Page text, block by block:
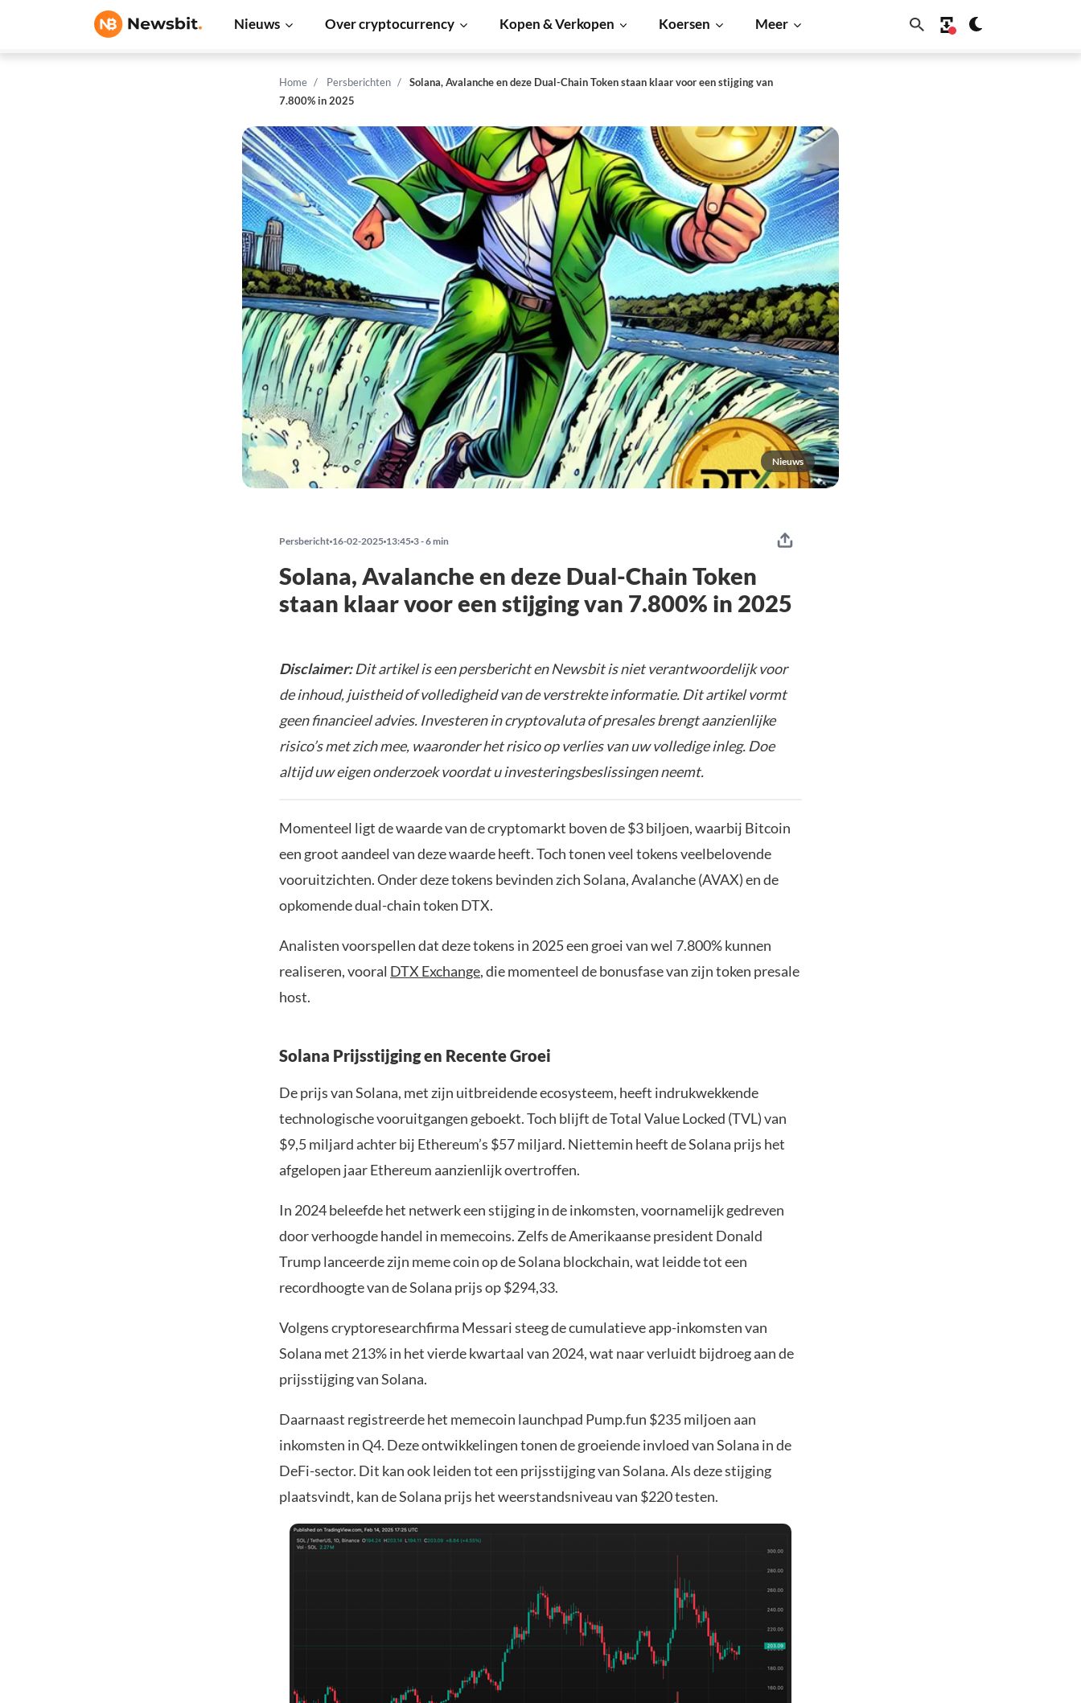
Nieuws Over cryptocurrency Kopen & Verkopen Koersen Meer
Home Persberichten
Solana, Avalanche en deze Dual-Chain Token staan klaar voor een stijging van
7.800% in 2025
Nieuws
Persbericht 16-02-2025 13:45 3 - 6 min
Solana, Avalanche en deze Dual-Chain Token
staan klaar voor een stijging van 7.800% in 2025
Disclaimer:Dit artikel is een persbericht en Newsbit is niet verantwoordelijk voor
de inhoud, juistheid of volledigheid van de verstrekte informatie. Dit artikel vormt
geen financieel advies. Investeren in cryptovaluta of presales brengt aanzienlijke
risico’s met zich mee, waaronder het risico op verlies van uw volledige inleg. Doe
altijd uw eigen onderzoek voordat u investeringsbeslissingen neemt.
Momenteel ligt de waarde van de cryptomarkt boven de $3 biljoen, waarbij Bitcoin
een groot aandeel van deze waarde heeft. Toch tonen veel tokens veelbelovende
vooruitzichten. Onder deze tokens bevinden zich Solana, Avalanche (AVAX) en de
opkomende dual-chain token DTX.
Analisten voorspellen dat deze tokens in 2025 een groei van wel 7.800% kunnen
realiseren, vooral DTX Exchange, die momenteel de bonusfase van zijn token presale
host.
Solana Prijsstijging en Recente Groei
De prijs van Solana, met zijn uitbreidende ecosysteem, heeft indrukwekkende
technologische vooruitgangen geboekt. Toch blijft de Total Value Locked (TVL) van
$9,5 miljard achter bij Ethereum’s $57 miljard. Niettemin heeft de Solana prijs het
afgelopen jaar Ethereum aanzienlijk overtroffen.
In 2024 beleefde het netwerk een stijging in de inkomsten, voornamelijk gedreven
door verhoogde handel in memecoins. Zelfs de Amerikaanse president Donald
Trump lanceerde zijn meme coin op de Solana blockchain, wat leidde tot een
recordhoogte van de Solana prijs op $294,33.
Volgens cryptoresearchfirma Messari steeg de cumulatieve app-inkomsten van
Solana met 213% in het vierde kwartaal van 2024, wat naar verluidt bijdroeg aan de
prijsstijging van Solana.
Daarnaast registreerde het memecoin launchpad Pump.fun $235 miljoen aan
inkomsten in Q4. Deze ontwikkelingen tonen de groeiende invloed van Solana in de
DeFi-sector. Dit kan ook leiden tot een prijsstijging van Solana. Als deze stijging
plaatsvindt, kan de Solana prijs het weerstandsniveau van $220 testen.